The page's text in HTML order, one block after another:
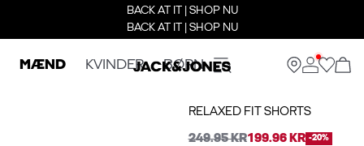
BACK AT IT | SHOP NU
BACK AT IT | SHOP NU
MÆND KVINDER BØRN
RELAXED FIT SHORTS
249.95 KR199.96 KR -20%